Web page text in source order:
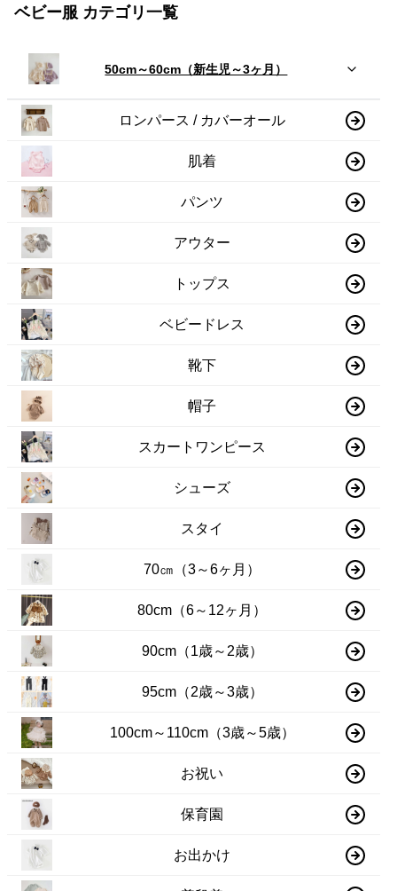
ベビー服 カテゴリ一覧
50cm～60cm（新生児～3ヶ月）
ロンパース / カバーオール
肌着
パンツ
アウター
トップス
ベビードレス
靴下
帽子
スカートワンピース
シューズ
スタイ
70㎝（3～6ヶ月）
80cm（6～12ヶ月）
90cm（1歳～2歳）
95cm（2歳～3歳）
100cm～110cm（3歳～5歳）
お祝い
保育園
お出かけ